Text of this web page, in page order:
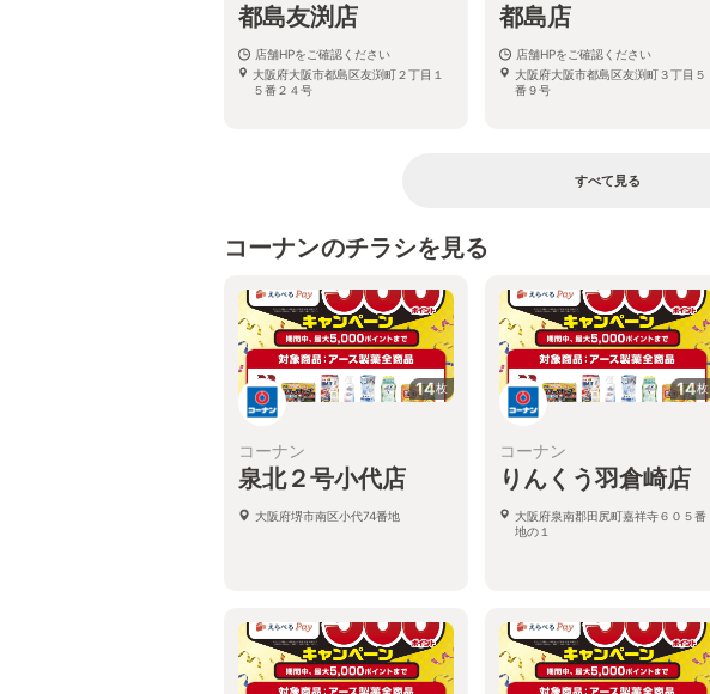
都島友渕店
店舗HPをご確認ください
大阪府大阪市都島区友渕町２丁目１
５番２４号
都島店
店舗HPをご確認ください
大阪府大阪市都島区友渕町３丁目５
番９号
すべて見る
コーナンのチラシを見る
14枚
コーナン
泉北２号小代店
大阪府堺市南区小代74番地
14枚
コーナン
りんくう羽倉崎店
大阪府泉南郡田尻町嘉祥寺６０５番
地の１